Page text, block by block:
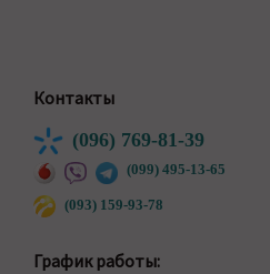
Контакты
(096) 769-81-39
(099) 495-13-65
(093) 159-93-78
График работы: